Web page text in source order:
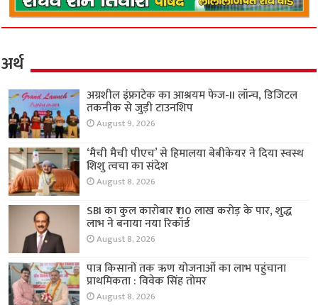
अर्थ
अग्रशील इंफ्राटेक का आश्रयम फेज-II लॉन्च, डिजिटल
तकनीक से जुड़ी टाउनशिप
August 9, 2026
‘मैची मैची पीएच’ से हिमालया बेबीकेयर ने दिया स्वस्थ
शिशु त्वचा का संदेश
August 8, 2026
SBI का कुल कारोबार ₹110 लाख करोड़ के पार, शुद्ध
लाभ ने बनाया नया रिकॉर्ड
August 8, 2026
पात्र किसानों तक ऋण योजनाओं का लाभ पहुंचाना
प्राथमिकता : विवेक सिंह तोमर
August 8, 2026